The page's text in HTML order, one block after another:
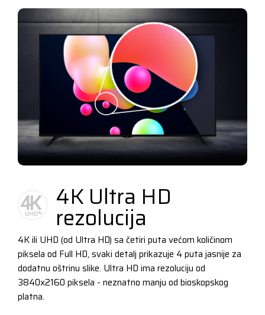
4K Ultra HD
rezolucija
4K ili UHD (od Ultra HD) sa četiri puta većom količinom
piksela od Full HD, svaki detalj prikazuje 4 puta jasnije za
dodatnu oštrinu slike. Ultra HD ima rezoluciju od
3840x2160 piksela - neznatno manju od bioskopskog
platna.